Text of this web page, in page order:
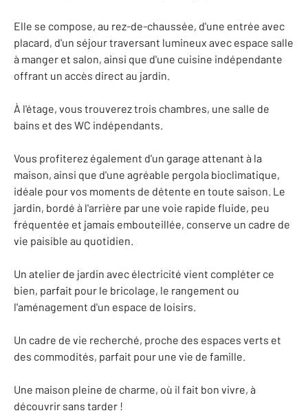
Elle se compose, au rez-de-chaussée, d'une entrée avec
placard, d'un séjour traversant lumineux avec espace salle
à manger et salon, ainsi que d'une cuisine indépendante
offrant un accès direct au jardin.
À l'étage, vous trouverez trois chambres, une salle de
bains et des WC indépendants.
Vous profiterez également d'un garage attenant à la
maison, ainsi que d'une agréable pergola bioclimatique,
idéale pour vos moments de détente en toute saison. Le
jardin, bordé à l'arrière par une voie rapide fluide, peu
fréquentée et jamais embouteillée, conserve un cadre de
vie paisible au quotidien.
Un atelier de jardin avec électricité vient compléter ce
bien, parfait pour le bricolage, le rangement ou
l'aménagement d'un espace de loisirs.
Un cadre de vie recherché, proche des espaces verts et
des commodités, parfait pour une vie de famille.
Une maison pleine de charme, où il fait bon vivre, à
découvrir sans tarder !